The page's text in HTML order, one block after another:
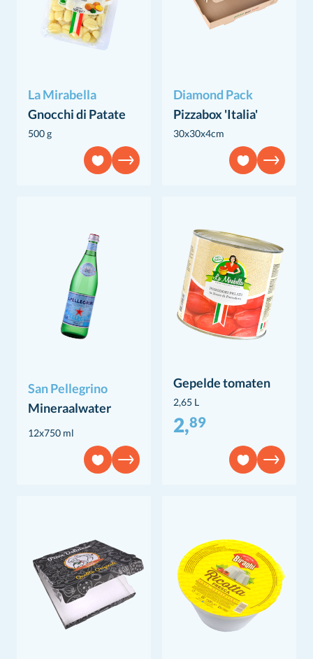
La Mirabella
Gnocchi di Patate
500 g
Diamond Pack
Pizzabox 'Italia'
30x30x4cm
San Pellegrino
Mineraalwater
12x750 ml
Gepelde tomaten
2,65 L
2,89